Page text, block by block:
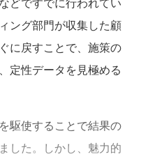
ング部門が収集した顧
に戻すことで、施策の
定性データを見極める
駆使することで結果の
した。しかし、魅力的